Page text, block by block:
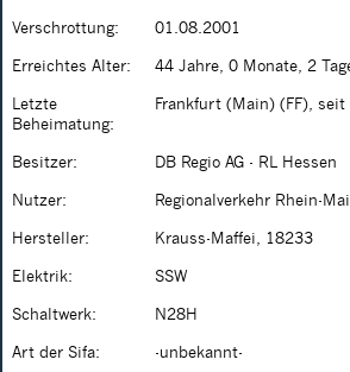
Verschrottung: 01.08.2001
Erreichtes Alter: 44 Jahre, 0 Monate, 2
Letzte
Beheimatung:
Frankfurt (Main) (FF),
Besitzer: DB Regio AG - RL Hessen
Nutzer: Regionalverkehr Rhein-
Hersteller: Krauss-Maffei, 18233
Elektrik: SSW
Schaltwerk: N28H
Art der Sifa: -unbekannt-